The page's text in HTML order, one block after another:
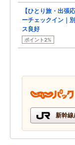
【ひとり旅・出張
ーチェックイン｜
ス良好
ポイント2%
新幹